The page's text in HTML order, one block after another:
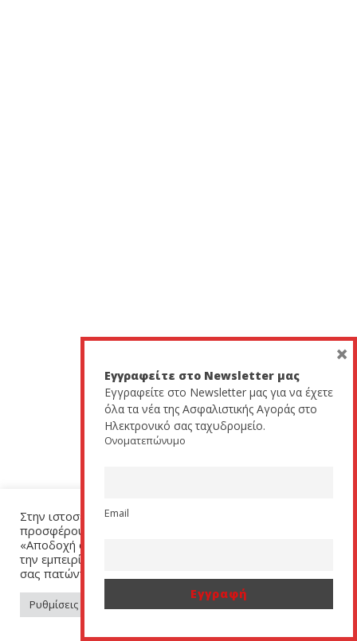
Στην ιστοσελίδα μας χρησιμοποιούμε cookies για να σας
προσφέρουμε μία εξατομικευμένη εμπειρία. Πατήστε
«Αποδοχή όλων» για να μας βοηθήσετε να βελτιώσουμε
την εμπειρία σας. Μπορείτε να αλλάξετε τις ρυθμίσεις
σας πατώντας στον σύνδεσμο (link) «Ρυθμίσεις Cookies».
Ρυθμίσεις Cookies Αποδοχή όλων
Εγγραφείτε στο Newsletter μας
Εγγραφείτε στο Newsletter μας για να έχετε
όλα τα νέα της Ασφαλιστικής Αγοράς στο
Ηλεκτρονικό σας ταχυδρομείο.
Ονοματεπώνυμο
Email
×